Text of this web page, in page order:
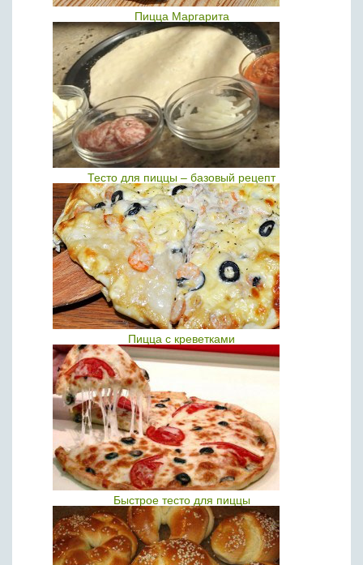
Пицца Маргарита
Тесто для пиццы – базовый рецепт
Пицца с креветками
Быстрое тесто для пиццы